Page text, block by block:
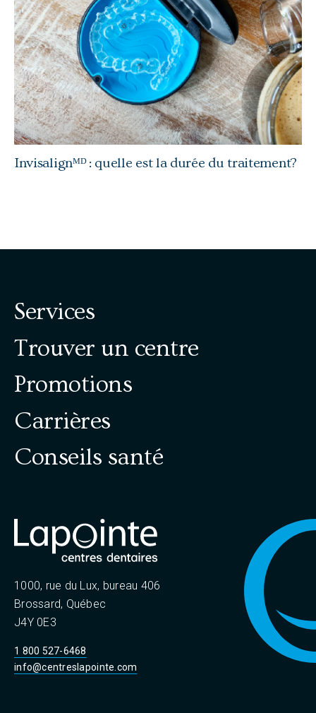
Invisalignᴹᴰ : quelle est la durée du traitement?
Services
Trouver un centre
Promotions
Carrières
Conseils santé
1000, rue du Lux, bureau 406
Brossard, Québec
J4Y 0E3
1 800 527-6468
info@centreslapointe.com